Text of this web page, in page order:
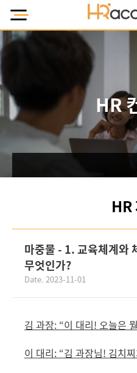
HR
HR
마중물 - 1. 교육체계와
무엇인가?
Date. 2023-11-01
김 과장: “이 대리! 오늘은
이 대리: “김 과장님! 김치